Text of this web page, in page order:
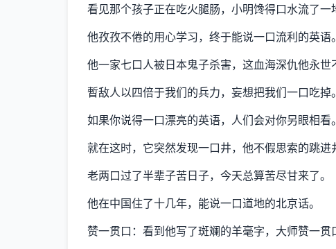
看见那个孩子正在吃火腿肠，小明馋得口水流了一
他孜孜不倦的用心学习，终于能说一口流利的英语。
他一家七口人被日本鬼子杀害，这血海深仇他永世
暫敌人以四倍于我们的兵力，妄想把我们一口吃掉。
如果你说得一口漂亮的英语，人们会对你另眼相看。
就在这时，它突然发现一口井，他不假思索的跳进
老两口过了半辈子苦日子，今天总算苦尽甘来了。
他在中国住了十几年，能说一口道地的北京话。
赞一贯口：看到他写了斑斓的羊毫字，大师赞一贯